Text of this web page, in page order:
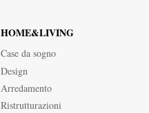
HOME&LIVING
Case da sogno
Design
Arredamento
Ristrutturazioni